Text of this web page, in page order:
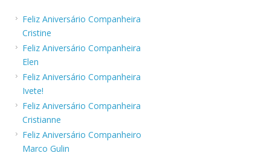
Feliz Aniversário Companheira
Cristine
Feliz Aniversário Companheira
Elen
Feliz Aniversário Companheira
Ivete!
Feliz Aniversário Companheira
Cristianne
Feliz Aniversário Companheiro
Marco Gulin